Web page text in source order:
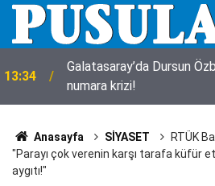
13:34
Galatasaray’da Dursun
numara krizi!
Anasayfa SİYASET
RTÜK
"Parayı çok verenin karşı tarafa küfür
aygıtı!"